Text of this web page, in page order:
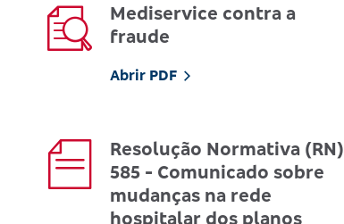
Mediservice contra a
fraude
Abrir PDF
Resolução Normativa (RN)
585 - Comunicado sobre
mudanças na rede
hospitalar dos planos